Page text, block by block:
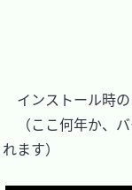
インストール時の
（ここ何年か、
れます）